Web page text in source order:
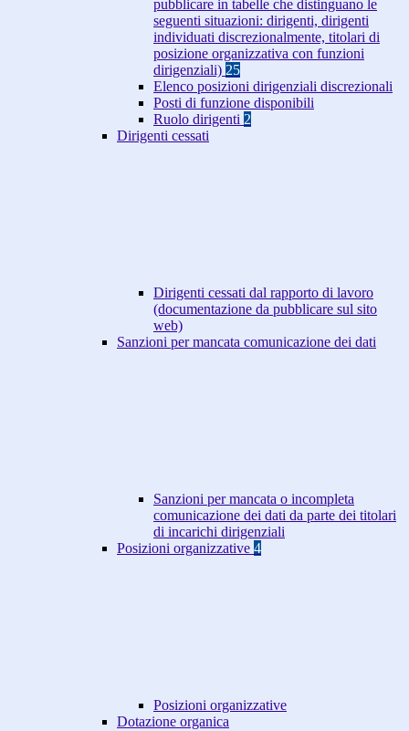
pubblicare in tabelle che distinguano le
seguenti situazioni: dirigenti, dirigenti
individuati discrezionalmente, titolari di
posizione organizzativa con funzioni
dirigenziali) 25
Elenco posizioni dirigenziali discrezionali
Posti di funzione disponibili
Ruolo dirigenti 2
Dirigenti cessati
Dirigenti cessati dal rapporto di lavoro
(documentazione da pubblicare sul sito
web)
Sanzioni per mancata comunicazione dei dati
Sanzioni per mancata o incompleta
comunicazione dei dati da parte dei titolari
di incarichi dirigenziali
Posizioni organizzative 4
Posizioni organizzative
Dotazione organica